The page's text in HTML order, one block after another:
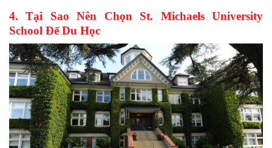
4. Tại Sao Nên Chọn St. Michaels University
School Để Du Học